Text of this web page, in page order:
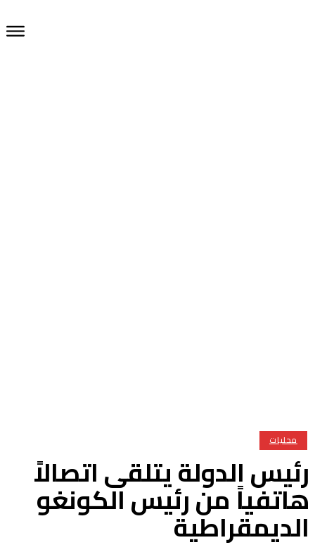
محليات
الدولة يتلقى اتصالاً
من رئيس الكونغو